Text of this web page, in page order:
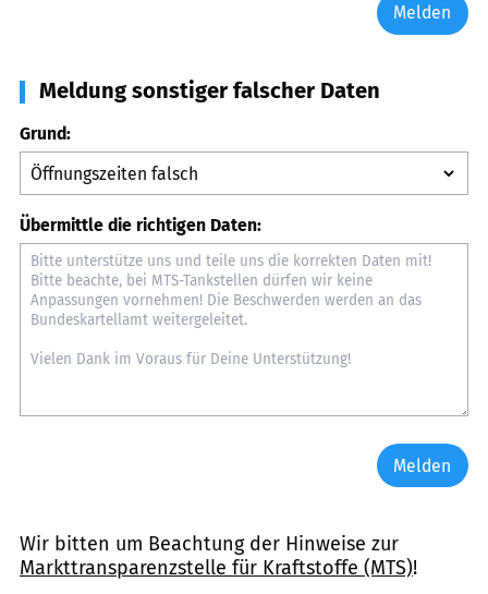
Melden
Meldung sonstiger falscher Daten
Grund:
Übermittle die richtigen Daten:
Melden
Wir bitten um Beachtung der Hinweise zur
Markttransparenzstelle für Kraftstoffe (MTS)!